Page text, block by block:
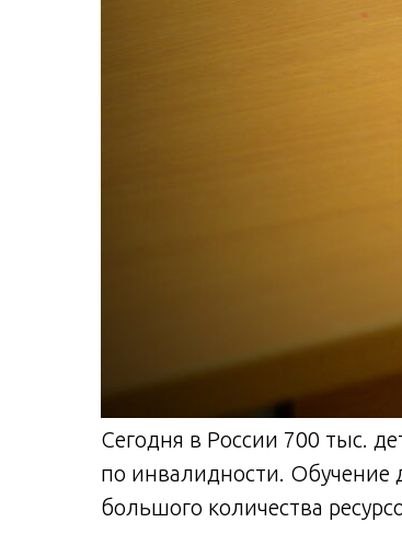
Сегодня в России 700 тыс.
по инвалидности. Обучение
большого количества